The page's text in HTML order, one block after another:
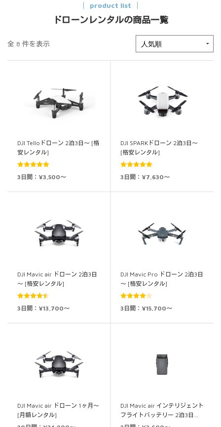
product list
ドローンレンタルの商品一覧
全 8 件を表示
DJI Telloドローン 2泊3日～ [格
安レンタル]
5段階中
3日間：¥3,500～
DJI SPARKドローン 2泊3日～
[格安レンタル]
5段階中
3日間：¥7,630～
DJI Mavic air ドローン 2泊3日
～ [格安レンタル]
5段階中
3日間：¥13,700～
DJI Mavic Pro ドローン 2泊3日
～ [格安レンタル]
5段階中
価
3日間：¥15,700～
DJI Mavic air ドローン 1ヶ月～
[月額レンタル]
DJI Mavic air インテリジェント
フライトバッテリー 2泊3日…